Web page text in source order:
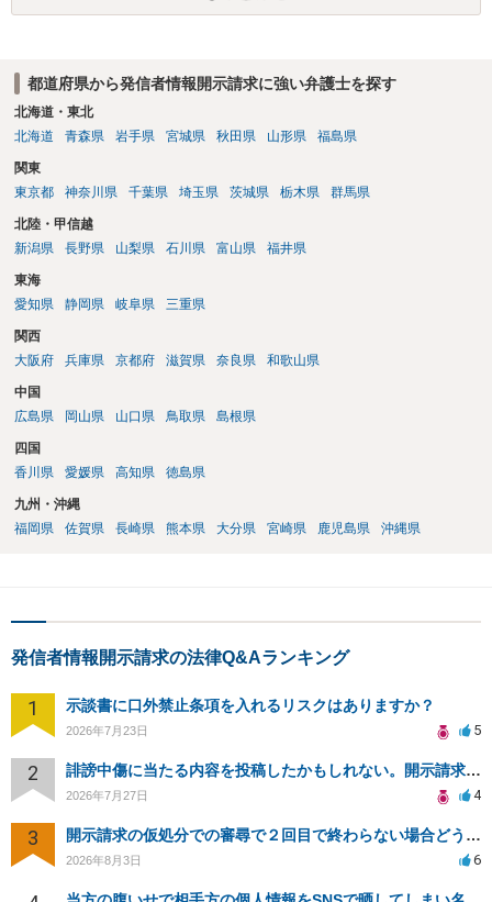
く、ここで詳細を明らかにすることは事案の特定に繋がってしまうの
都道府県から発信者情報開示請求に強い弁護士を探す
北海道・東北
北海道
青森県 岩手県 宮城県 秋田県 山形県 福島県
関東
東京都
神奈川県 千葉県 埼玉県 茨城県 栃木県 群馬県
北陸・甲信越
新潟県
長野県 山梨県 石川県 富山県 福井県
東海
愛知県
静岡県 岐阜県 三重県
関西
大阪府
兵庫県 京都府 滋賀県 奈良県 和歌山県
中国
広島県
岡山県 山口県 鳥取県 島根県
四国
香川県
愛媛県 高知県 徳島県
九州・沖縄
福岡県
佐賀県 長崎県 熊本県 大分県 宮崎県 鹿児島県 沖縄県
発信者情報開示請求の法律Q&Aランキング
1 示談書に口外禁止条項を入れるリスクはありますか？
2026年7月23日 5
2 誹謗中傷に当たる内容を投稿したかもしれない。開示請求や民事刑事裁判に発展しうるのか教えて欲しい。
2026年7月27日 4
3 開示請求の仮処分での審尋で２回目で終わらない場合どうしたらいいですか
2026年8月3日 6